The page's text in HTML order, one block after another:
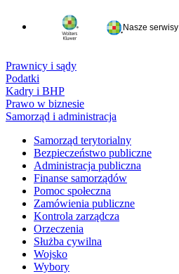
Nasze serwisy
Prawnicy i sądy
Podatki
Kadry i BHP
Prawo w biznesie
Samorząd i administracja
Samorząd terytorialny
Bezpieczeństwo publiczne
Administracja publiczna
Finanse samorządów
Pomoc społeczna
Zamówienia publiczne
Kontrola zarządcza
Orzeczenia
Służba cywilna
Wojsko
Wybory